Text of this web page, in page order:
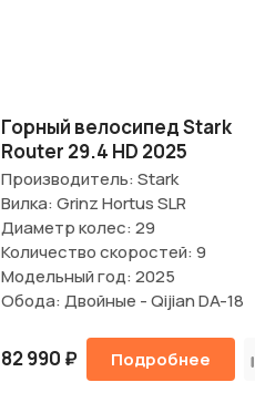
Горный велосипед Stark
Router 29.4 HD 2025
Производитель: Stark
Вилка: Grinz Hortus SLR
Диаметр колес: 29
Количество скоростей: 9
Модельный год: 2025
Обода: Двойные - Qijian DA-18
82 990 ₽ Подробнее